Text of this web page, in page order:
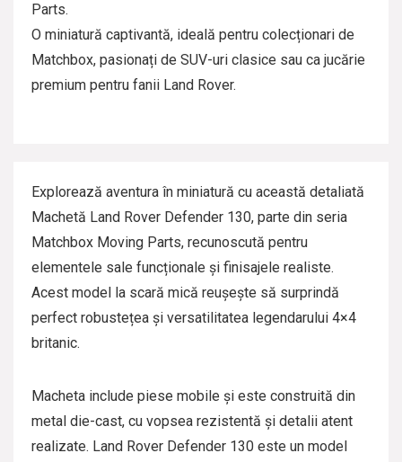
Parts.
O miniatură captivantă, ideală pentru colecționari de
Matchbox, pasionați de SUV-uri clasice sau ca jucărie
premium pentru fanii Land Rover.
Explorează aventura în miniatură cu această detaliată
Machetă Land Rover Defender 130, parte din seria
Matchbox Moving Parts, recunoscută pentru
elementele sale funcționale și finisajele realiste.
Acest model la scară mică reușește să surprindă
perfect robustețea și versatilitatea legendarului 4×4
britanic.
Macheta include piese mobile și este construită din
metal die-cast, cu vopsea rezistentă și detalii atent
realizate. Land Rover Defender 130 este un model